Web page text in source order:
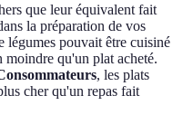
que leur équivalent fait
la préparation de vos
légumes pouvait être cuisiné
moindre qu'un plat acheté.
, les plats
cher qu'un repas fait